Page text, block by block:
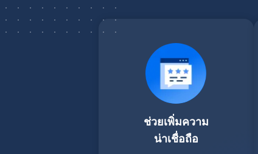
ช่วยเพิ่มความ
น่าเชื่อถือ